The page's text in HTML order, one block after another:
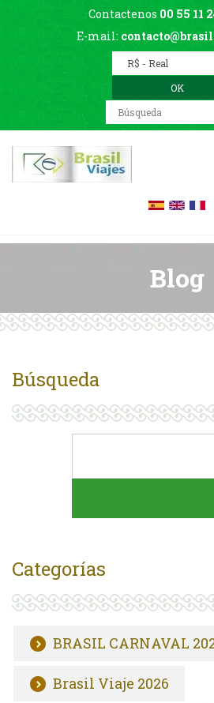
Contactenos 00 55 11
E-mail:
Blog
Búsqueda
Categorías
BRASIL CARNAVAL
Brasil Viaje 2026